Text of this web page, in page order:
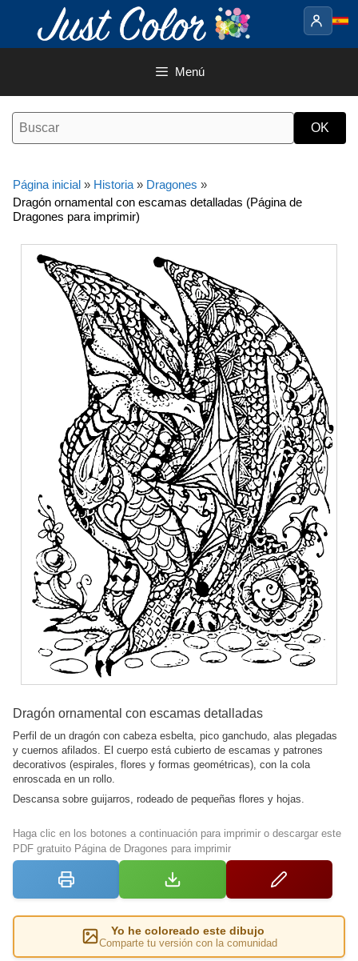
contenido
Menú
Página inicial » Historia » Dragones »
Dragón ornamental con escamas detalladas (Página de
Dragones para imprimir)
Dragón ornamental con escamas detalladas
Perfil de un dragón con cabeza esbelta, pico ganchudo, alas plegadas
y cuernos afilados. El cuerpo está cubierto de escamas y patrones
decorativos (espirales, flores y formas geométricas), con la cola
enroscada en un rollo.
Descansa sobre guijarros, rodeado de pequeñas flores y hojas.
Haga clic en los botones a continuación para imprimir o descargar este
PDF gratuito Página de Dragones para imprimir
Yo he coloreado este dibujo
Comparte tu versión con la comunidad